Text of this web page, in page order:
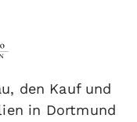
den Kauf und
in Dortmund